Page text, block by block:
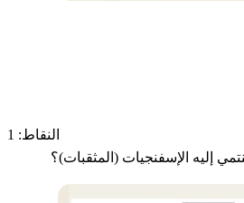
النقاط: 1
إليه الإسفنجيات (المثقبات)؟